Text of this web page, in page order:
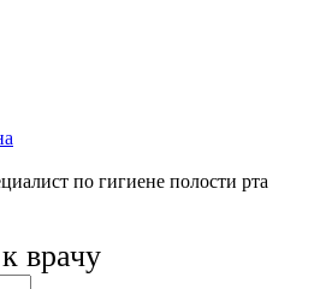
по гигиене полости рта
врачу